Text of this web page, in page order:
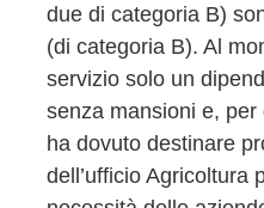
due di categoria B)
(di categoria B). Al
servizio solo un
senza mansioni e,
ha dovuto destinare
dell’ufficio Agricoltura